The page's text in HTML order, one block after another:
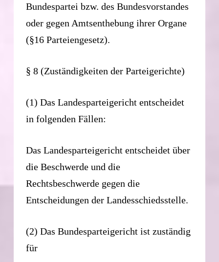
Bundespartei bzw. des Bundesvorstandes
oder gegen Amtsenthebung ihrer Organe
(§16 Parteiengesetz).
§ 8 (Zuständigkeiten der Parteigerichte)
(1) Das Landesparteigericht entscheidet
in folgenden Fällen:
Das Landesparteigericht entscheidet über
die Beschwerde und die
Rechtsbeschwerde gegen die
Entscheidungen der Landesschiedsstelle.
(2) Das Bundesparteigericht ist zuständig
für